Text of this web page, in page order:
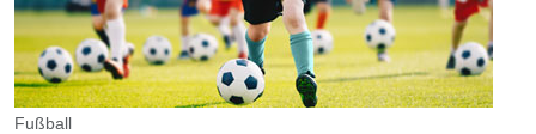
Fußball